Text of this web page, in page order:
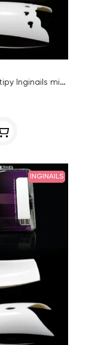
Lace Heart White Box - nehtové tipy Inginails mix 1-10, 100ks box
INGINAILS